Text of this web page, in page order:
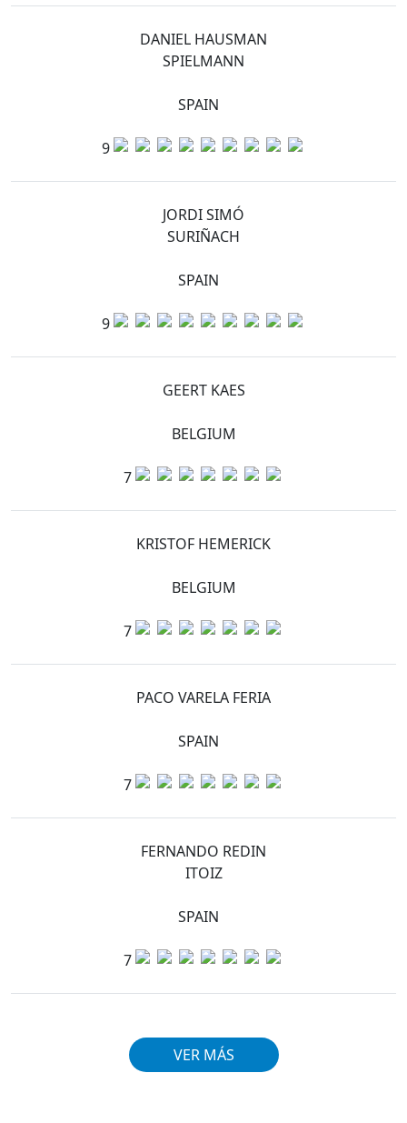
DANIEL HAUSMAN
SPIELMANN
SPAIN
9
JORDI SIMÓ
SURIÑACH
SPAIN
9
GEERT KAES
BELGIUM
7
KRISTOF HEMERICK
BELGIUM
7
PACO VARELA FERIA
SPAIN
7
FERNANDO REDIN
ITOIZ
SPAIN
7
VER MÁS